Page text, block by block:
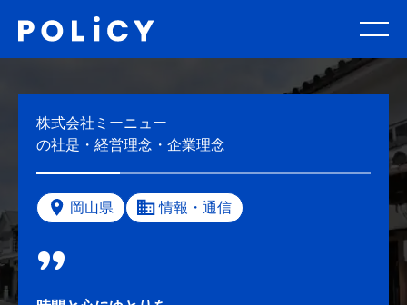
株式会社ミーニュー
の社是・経営理念・企業理念
岡山県 情報・通信